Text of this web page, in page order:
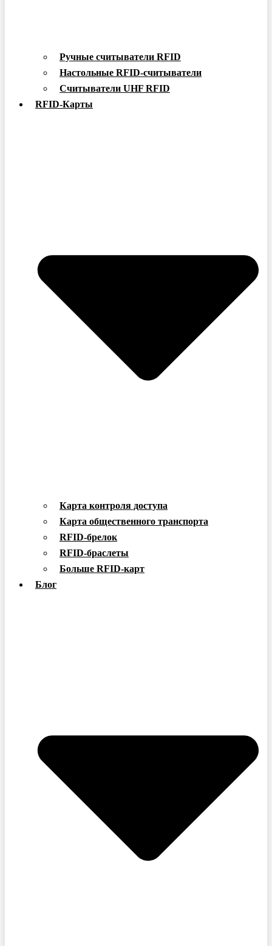
Ручные считыватели RFID
Настольные RFID-считыватели
Считыватели UHF RFID
RFID-Карты
Карта контроля доступа
Карта общественного транспорта
RFID-брелок
RFID-браслеты
Больше RFID-карт
Блог